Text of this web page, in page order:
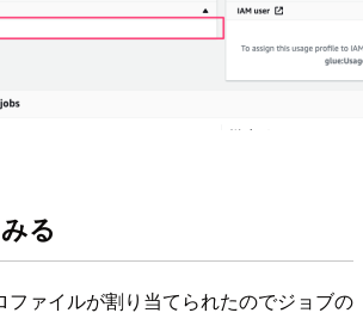
る
ファイルが割り当てられたのでジョブの